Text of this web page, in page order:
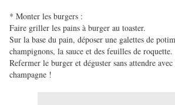
* Monter les burgers :
Faire griller les pains à burger au toaster.
Sur la base du pain, déposer une galettes de
champignons, la sauce et des feuilles de roquette.
Refermer le burger et déguster sans attendre
champagne !